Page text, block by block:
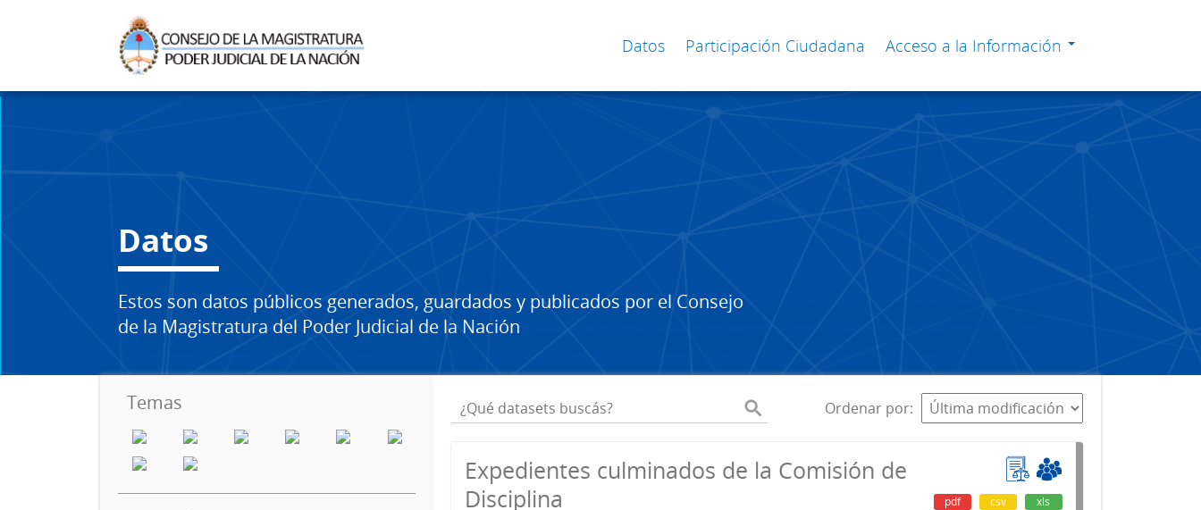
Datos Participación Ciudadana Acceso a la Información
Datos
Estos son datos públicos generados, guardados y publicados por el Consejo
de la Magistratura del Poder Judicial de la Nación
Temas Ordenar por
Expedientes culminados de la Comisión de
Disciplina
pdf csv xls